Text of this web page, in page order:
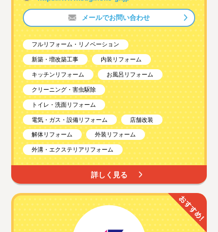
メールでお問い合わせ
フルリフォーム・リノベーション
新築・増改築工事 内装リフォーム
キッチンリフォーム お風呂リフォーム
クリーニング・害虫駆除
トイレ・洗面リフォーム
電気・ガス・設備リフォーム 店舗改装
解体リフォーム 外装リフォーム
外溝・エクステリアリフォーム
詳しく見る